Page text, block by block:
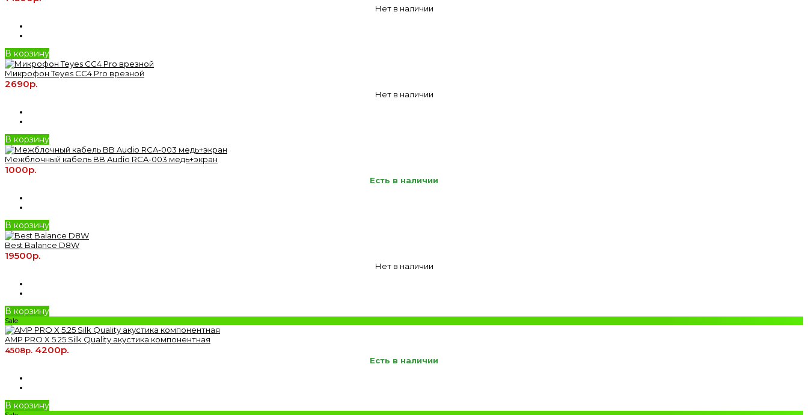
Нет в наличии
В корзину
Микрофон Teyes CC4 Pro врезной
2690р.
Нет в наличии
В корзину
Межблочный кабель BB Audio RCA-003 медь+экран
1000р.
Есть в наличии
В корзину
Best Balance D8W
19500р.
Нет в наличии
В корзину
Sale
AMP PRO X 5.25 Silk Quality акустика компонентная
4508р. 4200р.
Есть в наличии
В корзину